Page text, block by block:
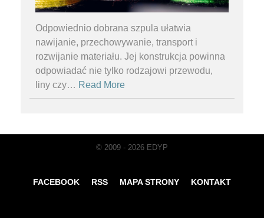
Odpowiednio dobrana szpula ułatwia
nawijanie, przechowywanie, transport i
rozwijanie materiału. Jej konstrukcja powinna
odpowiadać nie tylko rodzajowi przewodu,
liny czy… Read More
© 2009 - 2026 EDYP
FACEBOOK RSS MAPA STRONY KONTAKT